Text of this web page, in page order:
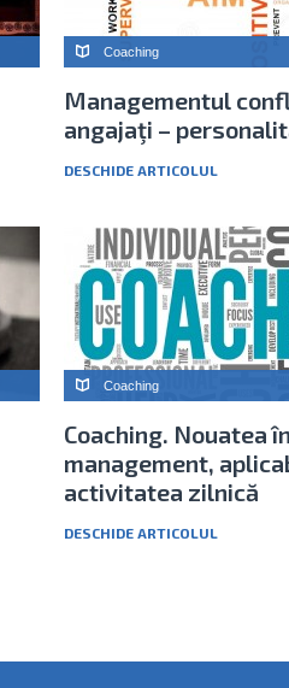
Coaching
Managementul
angajaţi –
DESCHIDE ARTICOLUL
Coaching
Coaching. Nouatea în
management,
activitatea zilnică
DESCHIDE ARTICOLUL